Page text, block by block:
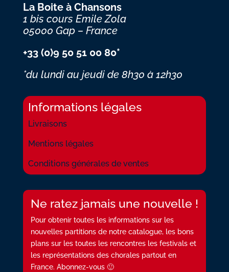
La Boite à Chansons
1 bis cours Emile Zola
05000 Gap – France
+33 (0)9 50 51 00 80*
*du lundi au jeudi de 8h30 à 12h30
Informations légales
Livraisons
Mentions légales
Conditions générales de ventes
Ne ratez jamais une nouvelle !
Pour obtenir toutes les informations sur les
nouvelles partitions de notre catalogue, les bons
plans sur les toutes les rencontres les festivals et
les représentations des chorales partout en
France. Abonnez-vous 🙂